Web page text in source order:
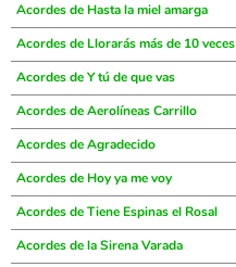
Acordes de Hasta la miel amarga
Acordes de Llorarás más de 10 veces
Acordes de Y tú de que vas
Acordes de Aerolíneas Carrillo
Acordes de Agradecido
Acordes de Hoy ya me voy
Acordes de Tiene Espinas el Rosal
Acordes de la Sirena Varada